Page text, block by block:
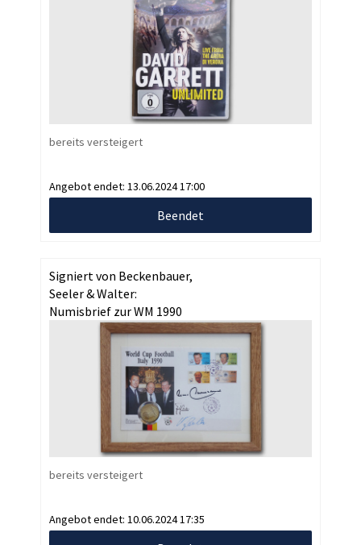
bereits versteigert
Angebot endet: 13.06.2024 17:00
Beendet
Signiert von Beckenbauer,
Seeler & Walter:
Numisbrief zur WM 1990
bereits versteigert
Angebot endet: 10.06.2024 17:35